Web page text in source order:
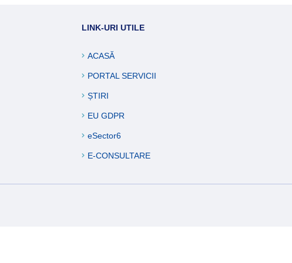
LINK-URI UTILE
ACASĂ
PORTAL SERVICII
ȘTIRI
EU GDPR
eSector6
E-CONSULTARE